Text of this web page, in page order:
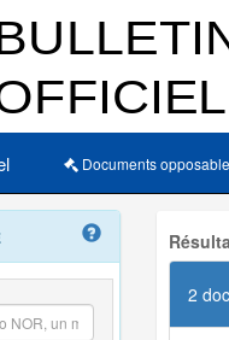
Documents
2